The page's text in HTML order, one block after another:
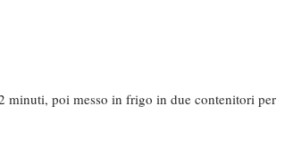
minuti, poi messo in frigo in due contenitori per